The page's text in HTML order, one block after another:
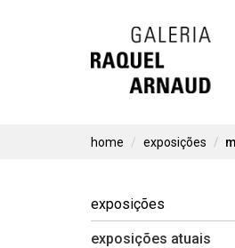
Skip
to
home exposições
exposições
exposições atuais